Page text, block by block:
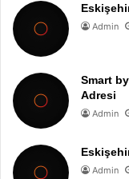
Admin
Smart
Adresi
Admin
Admin